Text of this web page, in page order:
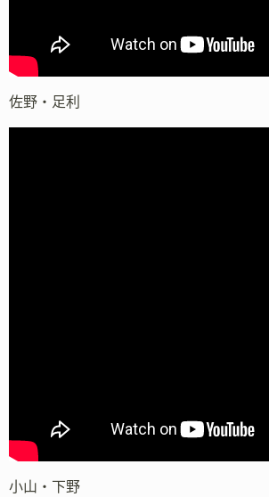
佐野・足利
小山・下野